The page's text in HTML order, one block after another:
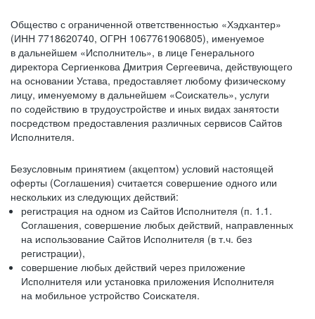
Общество с ограниченной ответственностью «Хэдхантер»
(ИНН 7718620740, ОГРН 1067761906805), именуемое
в дальнейшем «Исполнитель», в лице Генерального
директора Сергиенкова Дмитрия Сергеевича, действующего
на основании Устава, предоставляет любому физическому
лицу, именуемому в дальнейшем «Соискатель», услуги
по содействию в трудоустройстве и иных видах занятости
посредством предоставления различных сервисов Сайтов
Исполнителя.
Безусловным принятием (акцептом) условий настоящей
оферты (Соглашения) считается совершение одного или
нескольких из следующих действий:
регистрация на одном из Сайтов Исполнителя (п. 1.1.
Соглашения, совершение любых действий, направленных
на использование Сайтов Исполнителя (в т.ч. без
регистрации),
совершение любых действий через приложение
Исполнителя или установка приложения Исполнителя
на мобильное устройство Соискателя.